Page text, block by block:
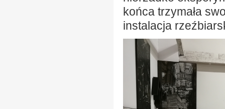
końca trzymała
instalacja